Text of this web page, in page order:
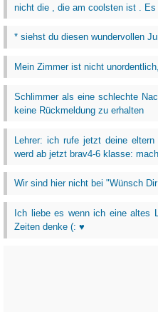
nicht die , die am coolsten ist . Es
* siehst du diesen wundervollen
Mein Zimmer ist nicht
Schlimmer als eine schlechte
keine Rückmeldung zu erhalten
Lehrer: ich rufe jetzt deine
werd ab jetzt brav4-6 klasse:
Wir sind hier nicht bei "Wünsch
Ich liebe es wenn ich eine altes
Zeiten denke (: ♥